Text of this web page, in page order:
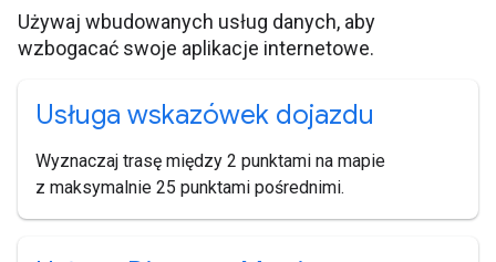
Używaj wbudowanych usług danych, aby
wzbogacać swoje aplikacje internetowe.
Usługa wskazówek dojazdu
Wyznaczaj trasę między 2 punktami na mapie
z maksymalnie 25 punktami pośrednimi.